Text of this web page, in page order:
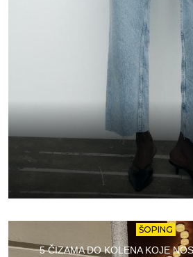
ŠOPING
5 ČIZAMA DO KOLENA KOJE